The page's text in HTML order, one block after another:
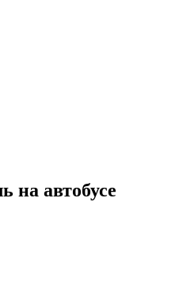
на автобусе